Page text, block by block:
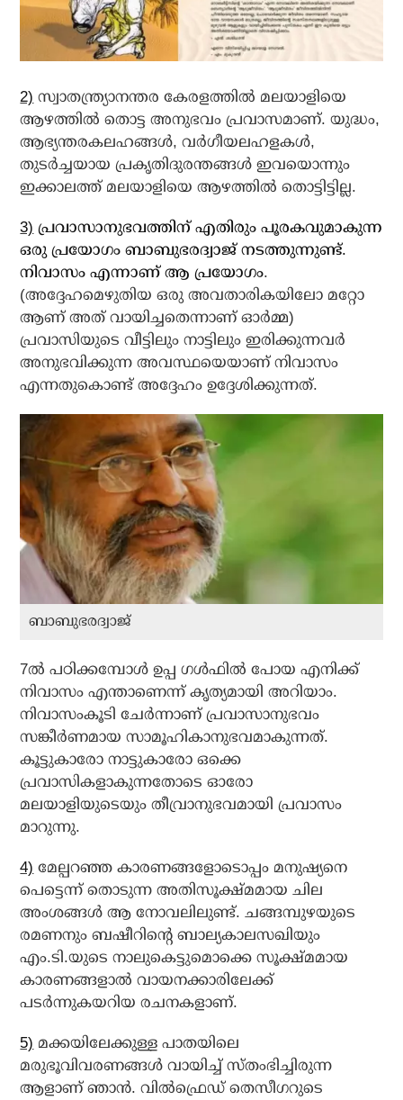
2) സ്വാതന്ത്ര്യാനന്തര കേരളത്തില്‍ മലയാളിയെ
ആഴത്തില്‍ തൊട്ട അനുഭവം പ്രവാസമാണ്. യുദ്ധം,
ആഭ്യന്തരകലഹങ്ങള്‍, വര്‍ഗീയലഹളകള്‍,
തുടര്‍ച്ചയായ പ്രകൃതിദുരന്തങ്ങള്‍ ഇവയൊന്നും
ഇക്കാലത്ത് മലയാളിയെ ആഴത്തില്‍ തൊട്ടിട്ടില്ല.
3) പ്രവാസാനുഭവത്തിന് എതിരും പൂരകവുമാകുന്ന
ഒരു പ്രയോഗം ബാബുഭരദ്വാജ് നടത്തുന്നുണ്ട്.
നിവാസം എന്നാണ് ആ പ്രയോഗം.
(അദ്ദേഹമെഴുതിയ ഒരു അവതാരികയിലോ മറ്റോ
ആണ് അത് വായിച്ചതെന്നാണ് ഓര്‍മ്മ)
പ്രവാസിയുടെ വീട്ടിലും നാട്ടിലും ഇരിക്കുന്നവര്‍
അനുഭവിക്കുന്ന അവസ്ഥയെയാണ് നിവാസം
എന്നതുകൊണ്ട് അദ്ദേഹം ഉദ്ദേശിക്കുന്നത്.
ബാബുഭരദ്വാജ്
7ല്‍ പഠിക്കമ്പോള്‍ ഉപ്പ ഗള്‍ഫില്‍ പോയ എനിക്ക്
നിവാസം എന്താണെന്ന് കൃത്യമായി അറിയാം.
നിവാസംകൂടി ചേര്‍ന്നാണ് പ്രവാസാനുഭവം
സങ്കീര്‍ണമായ സാമൂഹികാനുഭവമാകുന്നത്.
കൂട്ടുകാരോ നാട്ടുകാരോ ഒക്കെ
പ്രവാസികളാകുന്നതോടെ ഓരോ
മലയാളിയുടെയും തീവ്രാനുഭവമായി പ്രവാസം
മാറുന്നു.
4) മേല്പറഞ്ഞ കാരണങ്ങളോടൊപ്പം മനുഷ്യനെ
പെട്ടെന്ന് തൊടുന്ന അതിസൂക്ഷ്മമായ ചില
അംശങ്ങള്‍ ആ നോവലിലുണ്ട്. ചങ്ങമ്പുഴയുടെ
രമണനും ബഷീറിന്റെ ബാല്യകാലസഖിയും
എം.ടി.യുടെ നാലുകെട്ടുമൊക്കെ സൂക്ഷ്മമായ
കാരണങ്ങളാല്‍ വായനക്കാരിലേക്ക്
പടര്‍ന്നുകയറിയ രചനകളാണ്.
5) മക്കയിലേക്കുള്ള പാതയിലെ
മരുഭൂവിവരണങ്ങള്‍ വായിച്ച് സ്തംഭിച്ചിരുന്ന
ആളാണ് ഞാന്‍. വില്‍ഫ്രെഡ് തെസീഗറുടെ